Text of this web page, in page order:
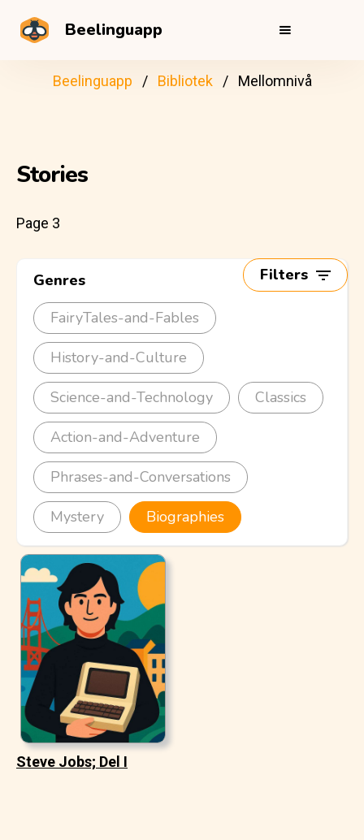
Beelinguapp
Beelinguapp Bibliotek Mellomnivå
Stories
Page 3
Filters
Genres
FairyTales-and-Fables
History-and-Culture
Science-and-Technology Classics
Action-and-Adventure
Phrases-and-Conversations
Mystery Biographies
Steve Jobs; Del I